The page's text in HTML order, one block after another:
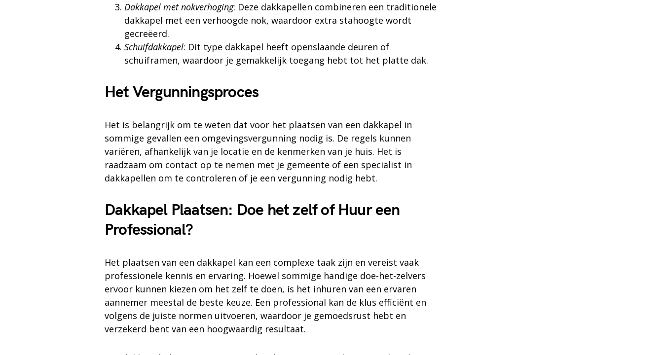
Dakkapel met nokverhoging: Deze dakkapellen combineren een traditionele
dakkapel met een verhoogde nok, waardoor extra stahoogte wordt
gecreëerd.
Schuifdakkapel: Dit type dakkapel heeft openslaande deuren of
schuiframen, waardoor je gemakkelijk toegang hebt tot het platte dak.
Het Vergunningsproces
Het is belangrijk om te weten dat voor het plaatsen van een dakkapel in
sommige gevallen een omgevingsvergunning nodig is. De regels kunnen
variëren, afhankelijk van je locatie en de kenmerken van je huis. Het is
raadzaam om contact op te nemen met je gemeente of een specialist in
dakkapellen om te controleren of je een vergunning nodig hebt.
Dakkapel Plaatsen: Doe het zelf of Huur een
Professional?
Het plaatsen van een dakkapel kan een complexe taak zijn en vereist vaak
professionele kennis en ervaring. Hoewel sommige handige doe-het-zelvers
ervoor kunnen kiezen om het zelf te doen, is het inhuren van een ervaren
aannemer meestal de beste keuze. Een professional kan de klus efficiënt en
volgens de juiste normen uitvoeren, waardoor je gemoedsrust hebt en
verzekerd bent van een hoogwaardig resultaat.